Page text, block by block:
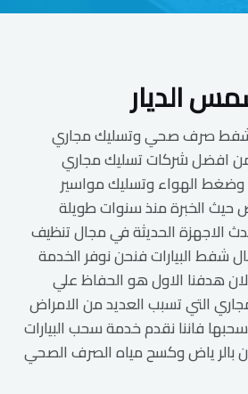
الديار
صرف صحي وتسليك مجاري
من افضل شركات تسليك مجاري
الهواء وتسليك مواسير
حيث الخبرة منذ سنوات طويلة
الاجهزة الحديثة في مجال تنظيف
شفط البيارات فنحن نوفر الخدمة
لان هدفنا الاول هو الحفاظ علي
التي تسبب العديد من الامراض
فاننا نقدم خدمة سحب البيارات
بالر ياض وكسح مياه الصرف الصحي